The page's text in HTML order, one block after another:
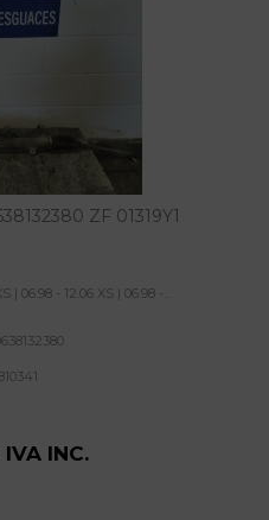
ZF 01319Y1
06.98 - 12.06 XS | 06.98 -...
INC.